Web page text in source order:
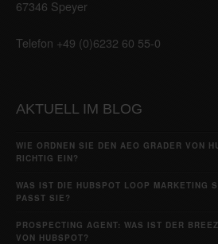
67346 Speyer
Telefon +49 (0)6232 60 55-0
AKTUELL IM BLOG
WIE ORDNEN SIE DEN AEO GRADER VON
RICHTIG EIN?
WAS IST DIE HUBSPOT LOOP MARKETING
PASST SIE?
PROSPECTING AGENT: WAS IST DER
VON HUBSPOT?